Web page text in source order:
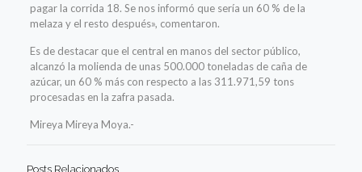
pagar la corrida 18. Se nos informó que sería un 60 % de la
melaza y el resto después», comentaron.
Es de destacar que el central en manos del sector público,
alcanzó la molienda de unas 500.000 toneladas de caña de
azúcar, un 60 % más con respecto a las 311.971,59 tons
procesadas en la zafra pasada.
Mireya Mireya Moya.-
Posts Relacionados